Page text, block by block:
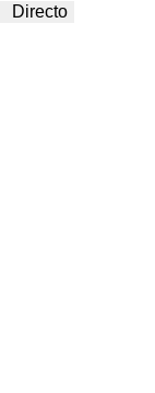
Directo